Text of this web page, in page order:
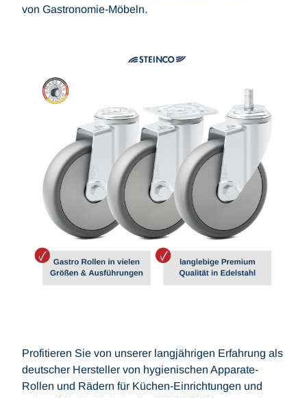
von Gastronomie-Möbeln.
Profitieren Sie von unserer langjährigen Erfahrung als
deutscher Hersteller von hygienischen Apparate-
Rollen und Rädern für Küchen-Einrichtungen und